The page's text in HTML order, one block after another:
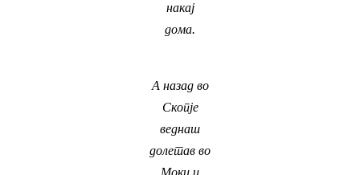
накај
дома.
А назад во
Скопје
веднаш
долетав во